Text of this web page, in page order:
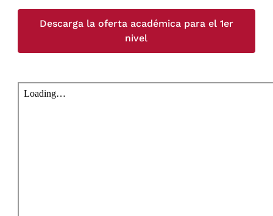
Descarga la oferta académica para el 1er
nivel